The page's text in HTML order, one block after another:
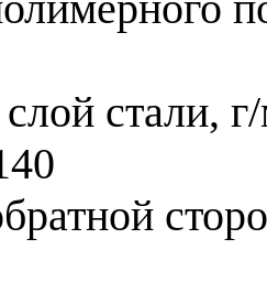
стали, г/